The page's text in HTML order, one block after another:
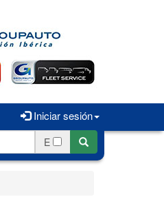
Iniciar sesión
E